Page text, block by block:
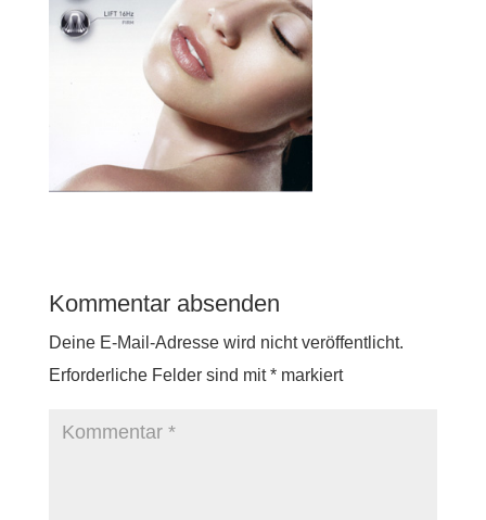
Kommentar absenden
Deine E-Mail-Adresse wird nicht veröffentlicht.
Erforderliche Felder sind mit*markiert